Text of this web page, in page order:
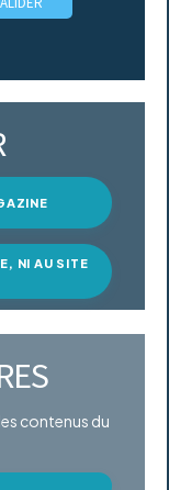
NI AU SITE
contenus du